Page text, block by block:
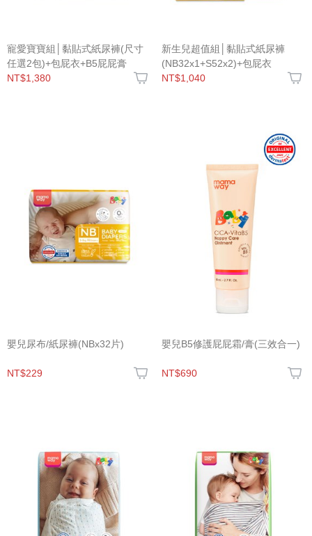
寵愛寶寶組│黏貼式紙尿褲(尺寸
任選2包)+包屁衣+B5屁屁膏
NT$1,380
新生兒超值組│黏貼式紙尿褲
(NB32x1+S52x2)+包屁衣
NT$1,040
嬰兒尿布/紙尿褲(NBx32片)
NT$229
嬰兒B5修護屁屁霜/膏(三效合一)
NT$690